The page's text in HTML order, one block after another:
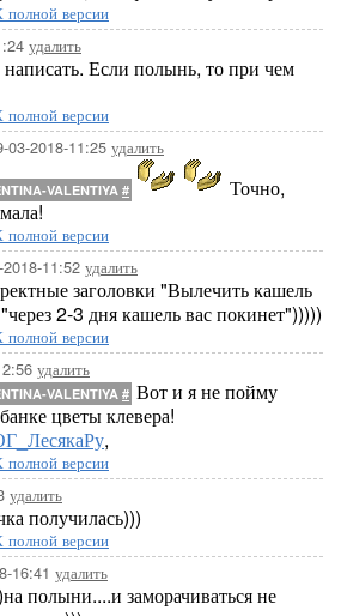
полной версии
удалить
Если полынь, то при чем
полной версии
03-2018-11:25 удалить
VALENTIYA#
Точно,
полной версии
11:52 удалить
заголовки "Вылечить кашель
2-3 дня кашель вас покинет")))))
полной версии
удалить
VALENTIYA# Вот и я не пойму
цветы клевера!
,
полной версии
удалить
получилась)))
полной версии
16:41 удалить
полыни....и заморачиваться не